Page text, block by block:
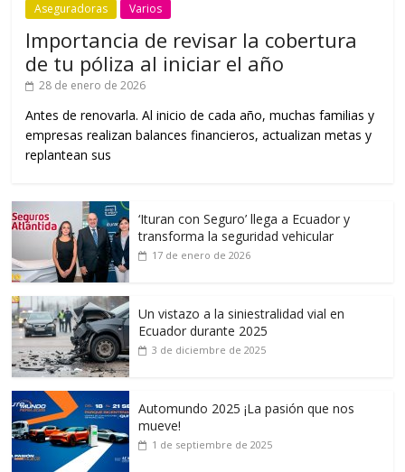
Aseguradoras Varios
Importancia de revisar la cobertura
de tu póliza al iniciar el año
28 de enero de 2026
Antes de renovarla. Al inicio de cada año, muchas familias y
empresas realizan balances financieros, actualizan metas y
replantean sus
‘Ituran con Seguro’ llega a Ecuador y
transforma la seguridad vehicular
17 de enero de 2026
Un vistazo a la siniestralidad vial en
Ecuador durante 2025
3 de diciembre de 2025
Automundo 2025 ¡La pasión que nos
mueve!
1 de septiembre de 2025